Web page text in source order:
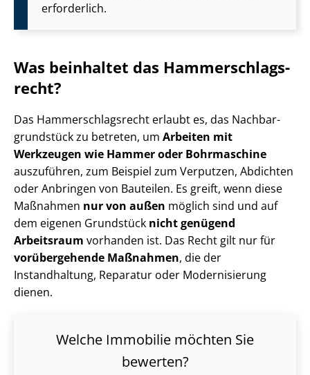
erforderlich.
Was beinhaltet das Ham­mer­schlags­
recht?
Das Ham­mer­schlags­recht erlaubt es, das Nach­bar­
grund­stück zu betreten, um Arbeiten mit
Werkzeugen wie Hammer oder Bohrmaschine
auszuführen, zum Beispiel zum Verputzen, Abdichten
oder Anbringen von Bauteilen. Es greift, wenn diese
Maßnahmen nur von außen möglich sind und auf
dem eigenen Grundstück nicht genügend
Arbeitsraum vorhanden ist. Das Recht gilt nur für
vorübergehende Maßnahmen, die der
Instandhaltung, Reparatur oder Modernisierung
dienen.
Welche Immobilie möchten Sie
bewerten?